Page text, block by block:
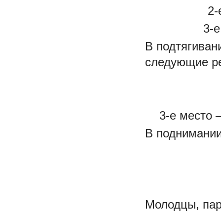
2-
3-
В
следующие
3-е место
В
Молодцы,